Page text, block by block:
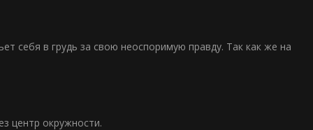
себя в грудь за свою неоспоримую правду. Так как же на
центр окружности.